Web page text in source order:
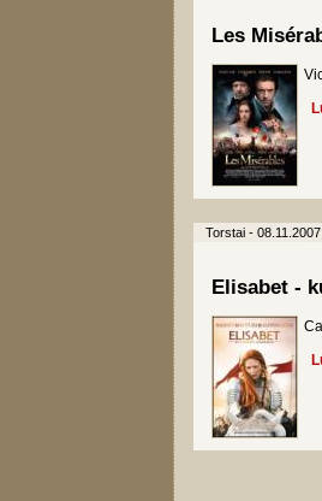
Les
Torstai - 08.11.2007
Elisabet -